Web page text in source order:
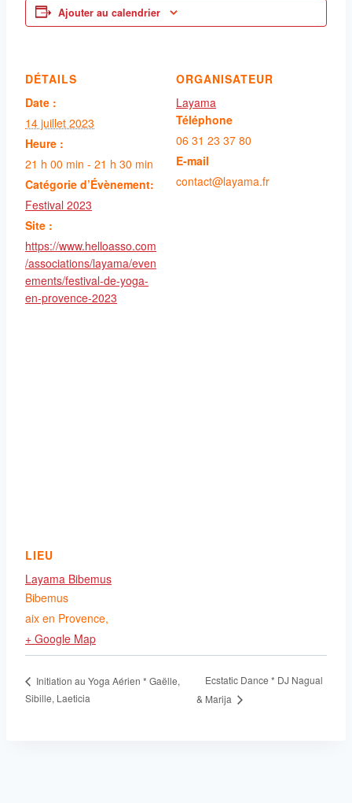
Ajouter au calendrier
DÉTAILS
Date :
14 juillet 2023
Heure :
21 h 00 min - 21 h 30 min
Catégorie d’Évènement:
Festival 2023
Site :
https://www.helloasso.com
/associations/layama/even
ements/festival-de-yoga-
en-provence-2023
ORGANISATEUR
Layama
Téléphone
06 31 23 37 80
E-mail
contact@layama.fr
LIEU
Layama Bibemus
Bibemus
aix en Provence,
+ Google Map
Initiation au Yoga Aérien * Gaëlle,
Sibille, Laeticia
Ecstatic Dance * DJ Nagual
& Marija